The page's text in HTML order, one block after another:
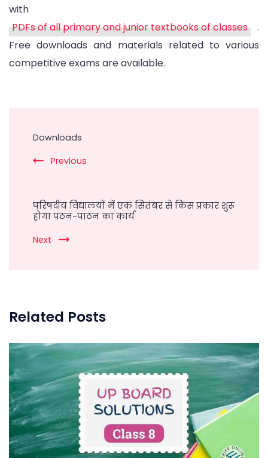
with
PDFs of all primary and junior textbooks of classes
.
Free downloads and materials related to various
competitive exams are available.
Navigation
Downloads
Previous
परिषदीय विद्यालयों में एक सितंबर से किस प्रकार शुरू
होगा पठन-पाठन का कार्य
Next
Related Posts